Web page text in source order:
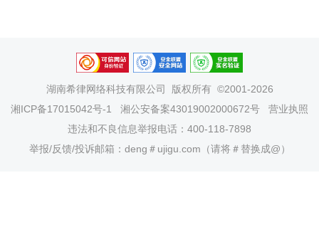
湖南希律网络科技有限公司
版权所有 ©2001-2026
湘ICP备17015042号-1
湘公安备案43019002000672号
营业执照
违法和不良信息举报电话：400-118-7898
举报/反馈/投诉邮箱：deng＃ujigu.com（请将＃替换成@）